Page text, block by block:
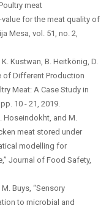
meat
value for the meat quality of
Mesa, vol. 51, no. 2,
Kustwan, B. Heitkönig, D.
of Different Production
Meat: A Case Study in
10 - 21, 2019.
Hoseindokht, and M.
meat stored under
modelling for
Journal of Food Safety,
M. Buys, “Sensory
to microbial and